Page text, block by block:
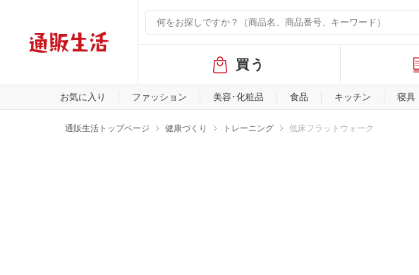
バ
ル
メ
買う
お気に入り ファッション 美容･化粧品 食品 キッチン 寝具
通販生活トップページ 健康づくり トレーニング 低床フラットウォーク